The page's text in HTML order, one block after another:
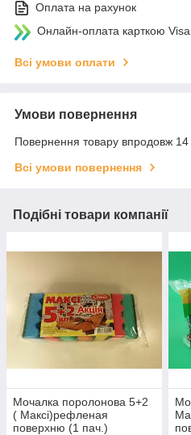
Оплата на рахунок
Онлайн-оплата карткою
Всі умови оплати
Умови повернення
Повернення товару впродовж 14
Всі умови повернення
Подібні товари компанії
Мочалка поролонова 5+2
( Максі)рефленая
поверхню (1 пач.)